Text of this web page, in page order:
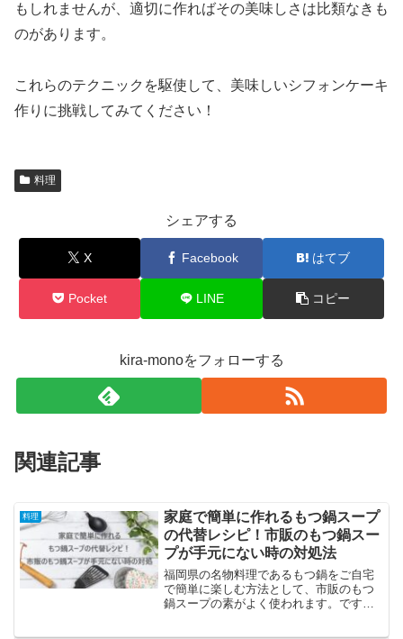
もしれませんが、適切に作ればその美味しさは比類なきも
のがあります。
これらのテクニックを駆使して、美味しいシフォンケーキ
作りに挑戦してみてください！
料理
シェアする
X Facebook はてブ
Pocket LINE コピー
kira-monoをフォローする
関連記事
料理
家庭で簡単に作れるもつ鍋スープ
の代替レシピ！市販のもつ鍋スー
プが手元にない時の対処法
福岡県の名物料理であるもつ鍋をご自宅
で簡単に楽しむ方法として、市販のもつ
鍋スープの素がよく使われます。です